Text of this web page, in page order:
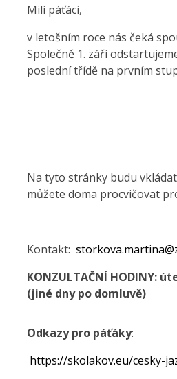
Milí páťáci,
v letošním roce nás čeká
Společně 1. září
poslední třídě na prvním
Na tyto stránky budu
můžete doma procvičovat
Kontakt:
KONZULTAČNÍ HODINY:
(jiné dny po domluvě)
Odkazy pro páťáky:
https://skolakov.eu/cesky-